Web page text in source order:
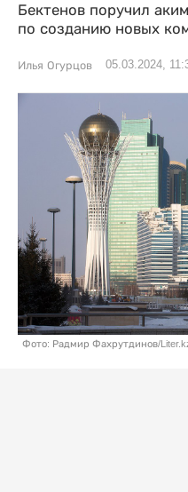
Бектенов поручил
по созданию новых
Илья Огурцов 05.03.2024,
Фото: Радмир Фахрутдинов/